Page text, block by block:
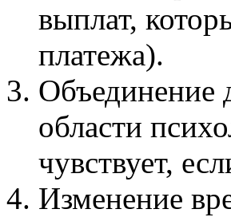
выплат,
платежа).
Объединение
области
чувствует,
Изменение